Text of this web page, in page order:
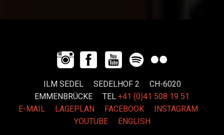
ILM SEDEL SEDELHOF 2 CH-6020
EMMENBRÜCKE TEL+41 (0)41 508 19 51
E-MAIL
LAGEPLAN FACEBOOK
INSTAGRAM
YOUTUBE
ENGLISH